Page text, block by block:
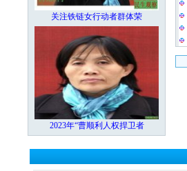
关注铁链女行动者群体荣
2023年“曹顺利人权捍卫者